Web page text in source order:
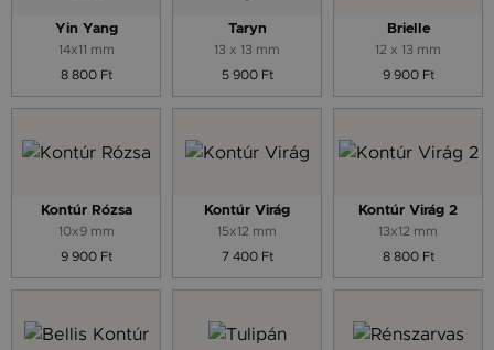
Yin Yang
14x11 mm
8 800 Ft
Taryn
13 x 13 mm
5 900 Ft
Brielle
12 x 13 mm
9 900 Ft
Kontúr Rózsa
10x9 mm
9 900 Ft
Kontúr Virág
15x12 mm
7 400 Ft
Kontúr Virág 2
13x12 mm
8 800 Ft